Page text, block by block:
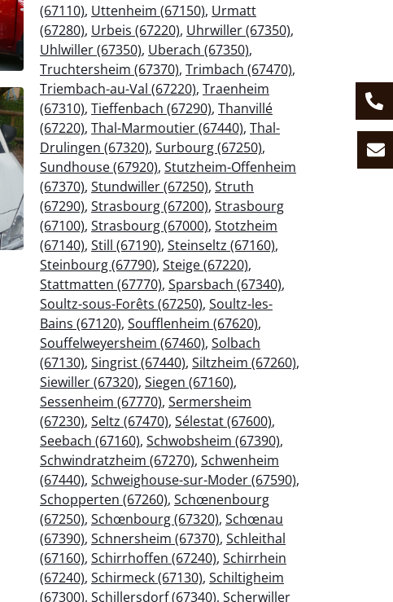
(67110), Uttenheim (67150), Urmatt
(67280), Urbeis (67220), Uhrwiller (67350),
Uhlwiller (67350), Uberach (67350),
Truchtersheim (67370), Trimbach (67470),
Triembach-au-Val (67220), Traenheim
(67310), Tieffenbach (67290), Thanvillé
(67220), Thal-Marmoutier (67440), Thal-
Drulingen (67320), Surbourg (67250),
Sundhouse (67920), Stutzheim-Offenheim
(67370), Stundwiller (67250), Struth
(67290), Strasbourg (67200), Strasbourg
(67100), Strasbourg (67000), Stotzheim
(67140), Still (67190), Steinseltz (67160),
Steinbourg (67790), Steige (67220),
Stattmatten (67770), Sparsbach (67340),
Soultz-sous-Forêts (67250), Soultz-les-
Bains (67120), Soufflenheim (67620),
Souffelweyersheim (67460), Solbach
(67130), Singrist (67440), Siltzheim (67260),
Siewiller (67320), Siegen (67160),
Sessenheim (67770), Sermersheim
(67230), Seltz (67470), Sélestat (67600),
Seebach (67160), Schwobsheim (67390),
Schwindratzheim (67270), Schwenheim
(67440), Schweighouse-sur-Moder (67590),
Schopperten (67260), Schœnenbourg
(67250), Schœnbourg (67320), Schœnau
(67390), Schnersheim (67370), Schleithal
(67160), Schirrhoffen (67240), Schirrhein
(67240), Schirmeck (67130), Schiltigheim
(67300), Schillersdorf (67340), Scherwiller